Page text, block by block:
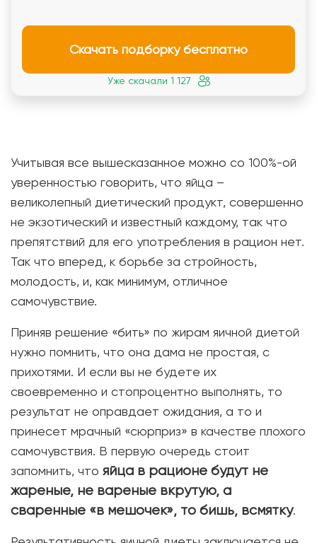
Скачать подборку бесплатно
Уже скачали 1 127
Учитывая все вышесказанное можно со 100%-ой
уверенностью говорить, что яйца –
великолепный диетический продукт, совершенно
не экзотический и известный каждому, так что
препятствий для его употребления в рацион нет.
Так что вперед, к борьбе за стройность,
молодость, и, как минимум, отличное
самочувствие.
Приняв решение «бить» по жирам яичной диетой
нужно помнить, что она дама не простая, с
прихотями. И если вы не будете их
своевременно и стопроцентно выполнять, то
результат не оправдает ожидания, а то и
принесет мрачный «сюрприз» в качестве плохого
самочувствия. В первую очередь стоит
запомнить, что яйца в рационе будут не
жареные, не вареные вкрутую, а
сваренные «в мешочек», то бишь, всмятку.